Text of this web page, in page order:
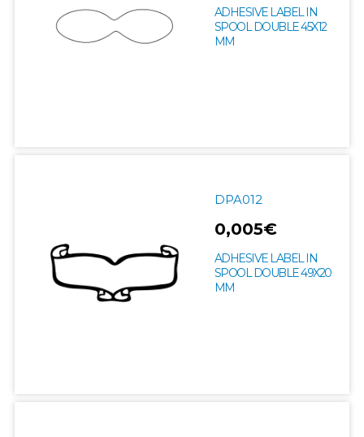
ADHESIVE LABEL IN
SPOOL DOUBLE 45X12
MM
DPA012
0,005€
ADHESIVE LABEL IN
SPOOL DOUBLE 49X20
MM